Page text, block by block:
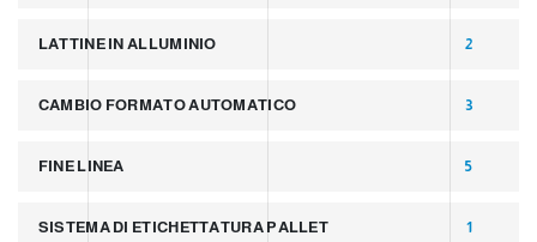
LATTINE IN ALLUMINIO 2
CAMBIO FORMATO AUTOMATICO 3
FINE LINEA 5
SISTEMA DI ETICHETTATURA PALLET 1